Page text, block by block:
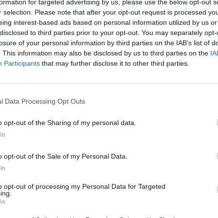
for targeted advertising by us, please use the below opt-out
selection. Please note that after your opt-out request is processed
interest-based ads based on personal information utilized by us
to third parties prior to your opt-out. You may separately
of your personal information by third parties on the IAB’s list of
This information may also be disclosed by us to third parties on the
Participants that may further disclose it to other third parties.
Data Processing Opt Outs
opt-out of the Sharing of my personal data.
opt-out of the Sale of my Personal Data.
opt-out of processing my Personal Data for Targeted
Kyšis Kalėjimas
Visi įrašai
–
Liūdna vyresnio amžiaus dirbančiųjų
užgaulūs įvardžiai
Nyderlanduose apgynė čempionų vardą